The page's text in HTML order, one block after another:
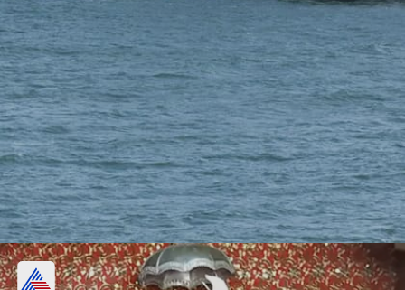
कुमारी अम्मन मंदिर, कन्याकुमारी (Kumari